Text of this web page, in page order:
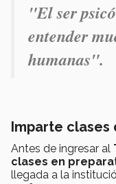
"El ser
entender
humanas".
Imparte clases
Antes de ingresar al
clases en
llegada a la